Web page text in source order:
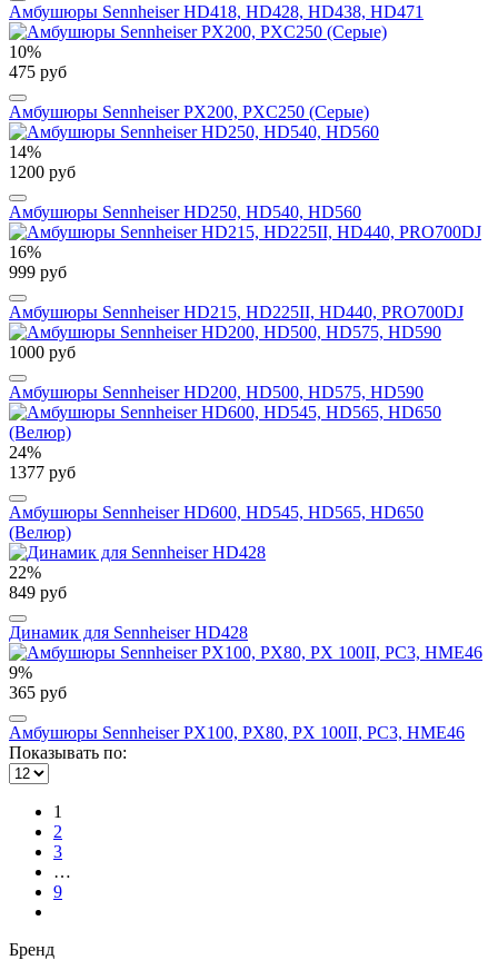
Амбушюры Sennheiser HD418, HD428, HD438, HD471
10%
475 руб
Амбушюры Sennheiser PX200, PXC250 (Серые)
14%
1200 руб
Амбушюры Sennheiser HD250, HD540, HD560
16%
999 руб
Амбушюры Sennheiser HD215, HD225II, HD440, PRO700DJ
1000 руб
Амбушюры Sennheiser HD200, HD500, HD575, HD590
24%
1377 руб
Амбушюры Sennheiser HD600, HD545, HD565, HD650
(Велюр)
22%
849 руб
Динамик для Sennheiser HD428
9%
365 руб
Амбушюры Sennheiser PX100, PX80, PX 100II, PC3, HME46
Показывать по:
1
2
3
…
9
Бренд